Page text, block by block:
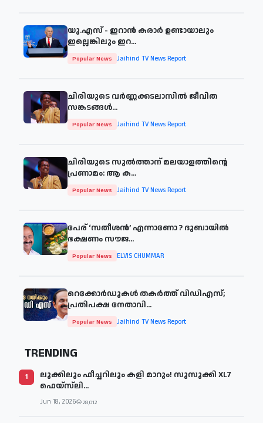
യു.എസ് - ഇറാൻ കരാർ ഉണ്ടായാലും
ഇല്ലെങ്കിലും ഇറ...
Popular News Jaihind TV News Report
ചിരിയുടെ വര്‍ണ്ണക്കടലാസില്‍ ജീവിത
സങ്കടങ്ങള്‍...
Popular News Jaihind TV News Report
ചിരിയുടെ സുൽത്താന് മലയാളത്തിന്റെ
പ്രണാമം: ആ ക...
Popular News Jaihind TV News Report
പേര് ‘സതീശന്‍’ എന്നാണോ ? ദുബായില്‍
ഭക്ഷണം സൗജ...
Popular News ELVIS CHUMMAR
റെക്കോർഡുകൾ തകർത്ത് വിഡിഎസ്;
പ്രതിപക്ഷ നേതാവി...
Popular News Jaihind TV News Report
TRENDING
1
ലുക്കിലും ഫീച്ചറിലും കളി മാറും! സുസുക്കി XL7
ഫെയ്‌സ്‌ലി...
Jun 18, 2026 28,012